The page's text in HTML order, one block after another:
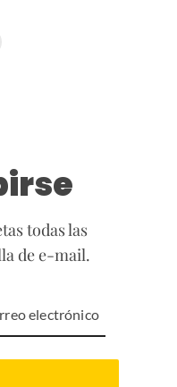
todas las
de e-mail.